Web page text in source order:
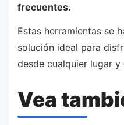
frecuentes.
Estas herramientas se
solución ideal para
desde cualquier lugar
Vea